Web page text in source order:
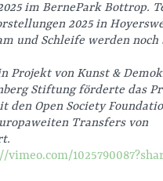
im BernePark Bottrop.
2025 in
und Schleife werden noch
Projekt von Kunst &
Stiftung förderte das
den Open Society
Transfers von
vimeo.com/